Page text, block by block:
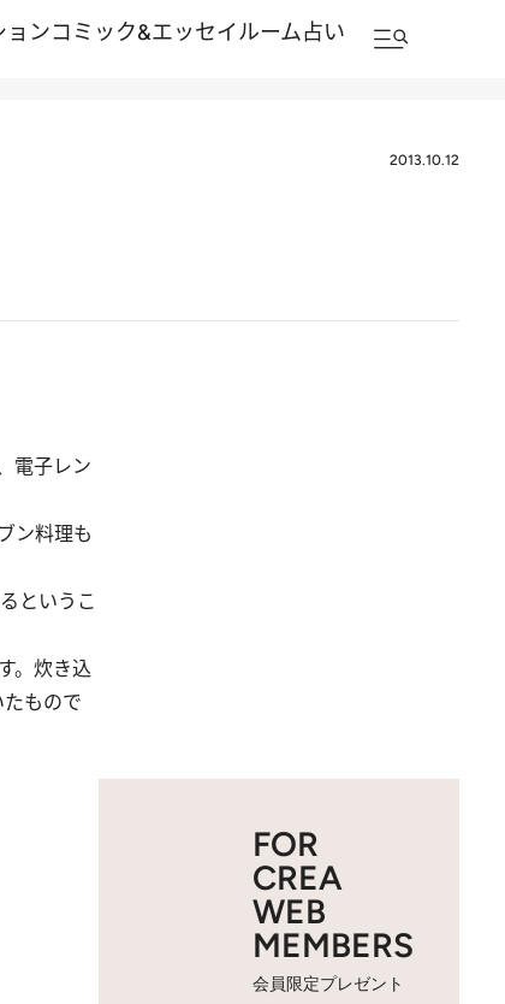
ョンコミック&エッセイルーム占い
2013.10.12
電子レン
ン料理も
というこ
。炊き込
もので
FOR
CREA
WEB
MEMBERS
会員限定プレゼント